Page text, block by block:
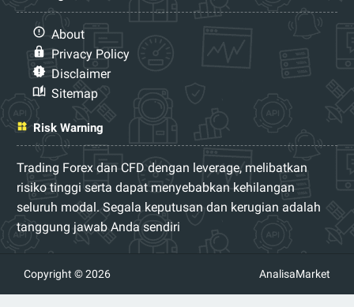
About
Privacy Policy
Disclaimer
Sitemap
Risk Warning
Trading Forex dan CFD dengan leverage, melibatkan
risiko tinggi serta dapat menyebabkan kehilangan
seluruh modal. Segala keputusan dan kerugian adalah
tanggung jawab Anda sendiri
Copyright © 2026 AnalisaMarket